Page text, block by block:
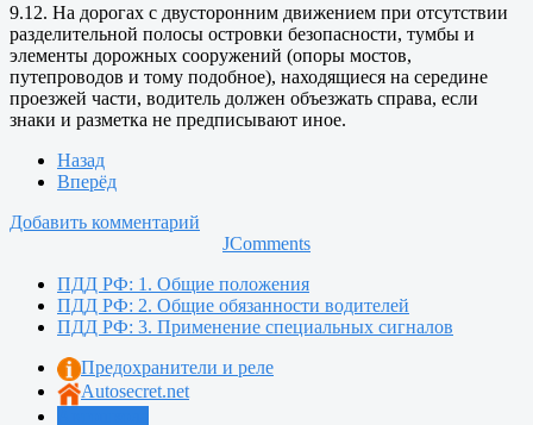
9.12. На дорогах с двусторонним движением при отсутствии
разделительной полосы островки безопасности, тумбы и
элементы дорожных сооружений (опоры мостов,
путепроводов и тому подобное), находящиеся на середине
проезжей части, водитель должен объезжать справа, если
знаки и разметка не предписывают иное.
Назад
Вперёд
Добавить комментарий
JComments
ПДД РФ: 1. Общие положения
ПДД РФ: 2. Общие обязанности водителей
ПДД РФ: 3. Применение специальных сигналов
Предохранители и реле
Autosecret.net